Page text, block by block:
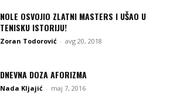
NOLE OSVOJIO ZLATNI MASTERS I UŠAO U
TENISKU ISTORIJU!
Zoran Todorović - avg 20, 2018
DNEVNA DOZA AFORIZMA
Nada Kljajić - maj 7, 2016